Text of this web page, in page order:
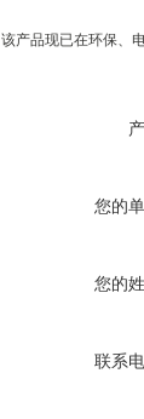
该产品现已在环保、
您的
您的
联系